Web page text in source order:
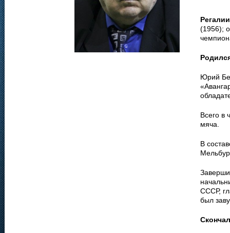
(1956);
Юрий
Всего в
мяча.
В
СССР,
был